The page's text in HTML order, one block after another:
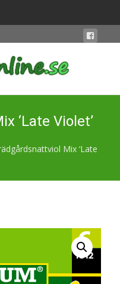
‘Late Violet’
Mix ‘Late